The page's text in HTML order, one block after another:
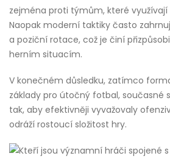
zejména proti týmům, které
Naopak moderní taktiky často
a poziční rotace, což je činí
herním situacím.
V konečném důsledku, zatímco
základy pro útočný fotbal, současné
tak, aby efektivněji vyvažovaly
odráží rostoucí složitost hry.